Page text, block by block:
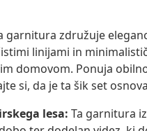
garnitura združuje
linijami in
domovom. Ponuja
si, da je ta šik set
lesa: Ta garnitura